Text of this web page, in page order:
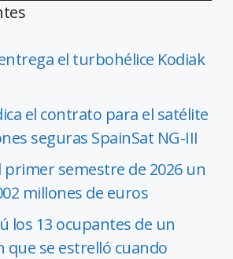
el turbohélice Kodiak
el contrato para el satélite
seguras SpainSat NG-III
primer semestre de 2026 un
millones de euros
los 13 ocupantes de un
que se estrelló cuando